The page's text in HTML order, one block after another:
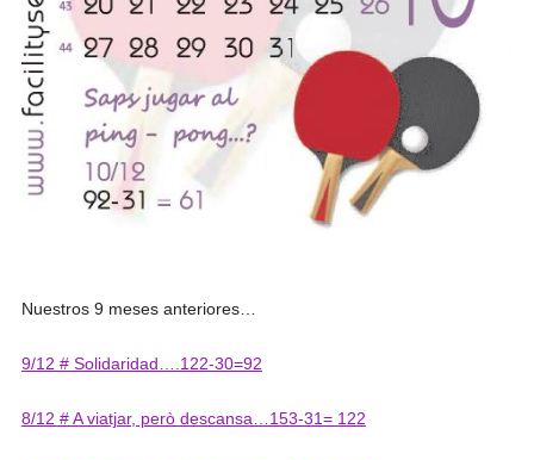
Nuestros 9 meses anteriores…
9/12 # Solidaridad….122-30=92
8/12 # A viatjar, però descansa…153-31= 122